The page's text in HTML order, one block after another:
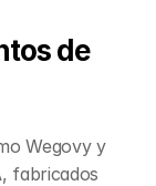
de
Wegovy y
fabricados